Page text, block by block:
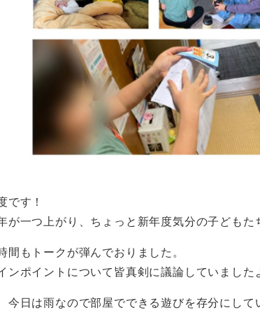
です！
が一つ上がり、ちょっと新年度気分の子どもた
間もトークが弾んでおりました。
ンポイントについて皆真剣に議論していました
今日は雨なので部屋でできる遊びを存分にして